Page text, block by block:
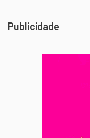
Publicidade